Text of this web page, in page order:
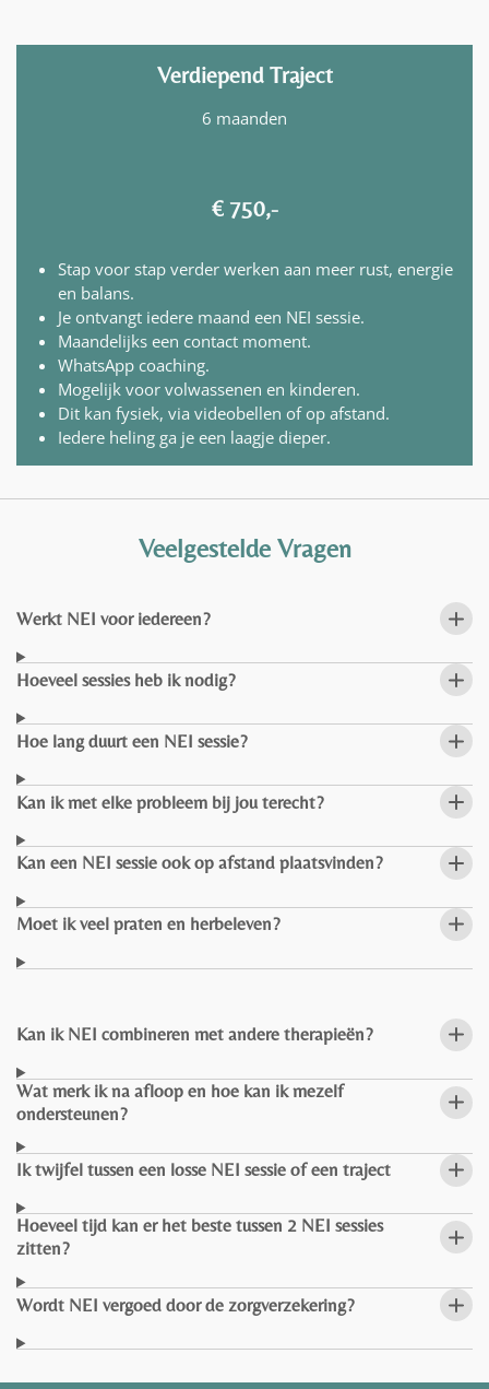
Verdiepend Traject
6 maanden
€ 750,-
Stap voor stap verder werken aan meer rust, energie
en balans.
Je ontvangt iedere maand een NEI sessie.
Maandelijks een contact moment.
WhatsApp coaching.
Mogelijk voor volwassenen en kinderen.
Dit kan fysiek, via videobellen of op afstand.
Iedere heling ga je een laagje dieper.
Veelgestelde Vragen
Werkt NEI voor iedereen?
Hoeveel sessies heb ik nodig?
Hoe lang duurt een NEI sessie?
Kan ik met elke probleem bij jou terecht?
Kan een NEI sessie ook op afstand plaatsvinden?
Moet ik veel praten en herbeleven?
Kan ik NEI combineren met andere therapieën?
Wat merk ik na afloop en hoe kan ik mezelf
ondersteunen?
Ik twijfel tussen een losse NEI sessie of een traject
Hoeveel tijd kan er het beste tussen 2 NEI sessies
zitten?
Wordt NEI vergoed door de zorgverzekering?